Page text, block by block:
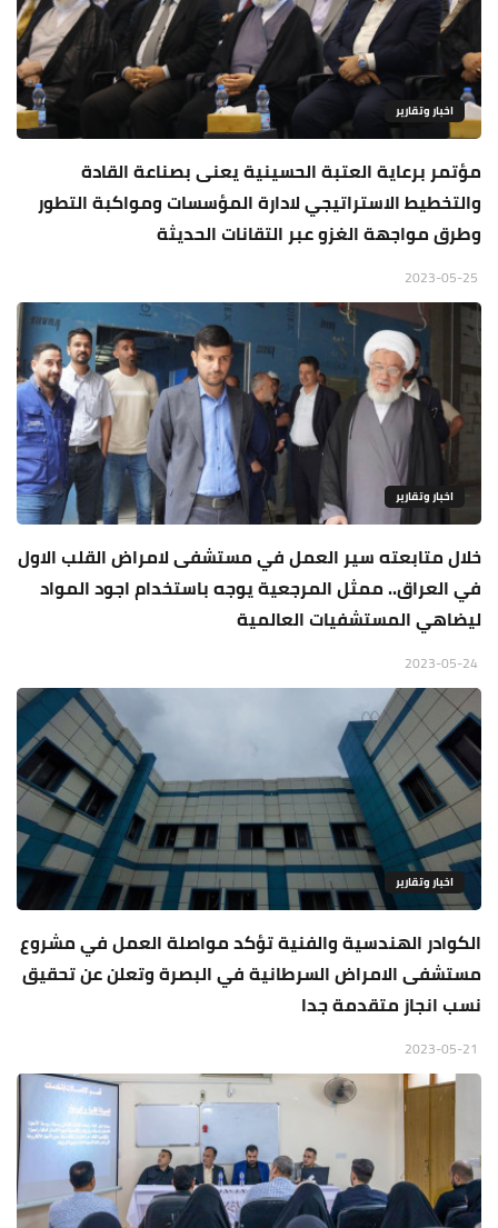
اخبار وتقارير
مؤتمر برعاية العتبة الحسينية يعنى بصناعة القادة
والتخطيط الاستراتيجي لادارة المؤسسات ومواكبة التطور
وطرق مواجهة الغزو عبر التقانات الحديثة
اخبار وتقارير
خلال متابعته سير العمل في مستشفى لامراض القلب الاول
في العراق.. ممثل المرجعية يوجه باستخدام اجود المواد
ليضاهي المستشفيات العالمية
اخبار وتقارير
الكوادر الهندسية والفنية تؤكد مواصلة العمل في مشروع
مستشفى الامراض السرطانية في البصرة وتعلن عن تحقيق
نسب انجاز متقدمة جدا